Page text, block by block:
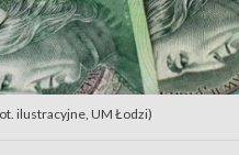
ilustracyjne, UM Łodzi)